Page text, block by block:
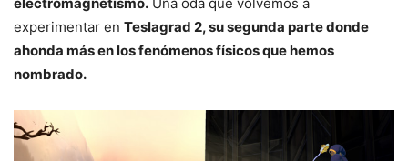
electromagnetismo. Una oda que volvemos a
experimentar en Teslagrad 2, su segunda parte donde
ahonda más en los fenómenos físicos que hemos
nombrado.